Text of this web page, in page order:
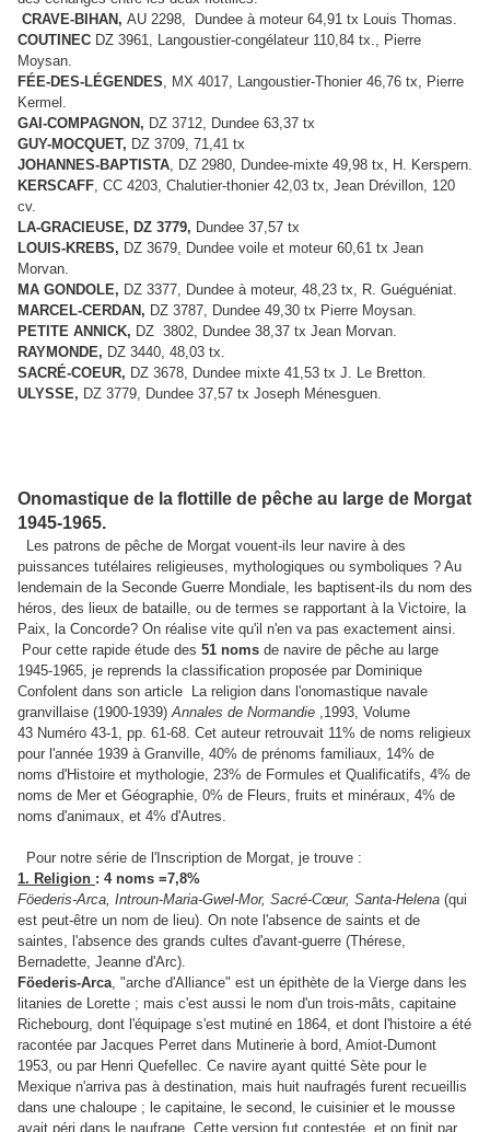
CRAVE-BIHAN, AU 2298, Dundee à moteur 64,91 tx Louis Thomas.
COUTINEC DZ 3961, Langoustier-congélateur 110,84 tx., Pierre
Moysan.
FÉE-DES-LÉGENDES, MX 4017, Langoustier-Thonier 46,76 tx, Pierre
Kermel.
GAI-COMPAGNON, DZ 3712, Dundee 63,37 tx
GUY-MOCQUET, DZ 3709, 71,41 tx
JOHANNES-BAPTISTA, DZ 2980, Dundee-mixte 49,98 tx, H. Kerspern.
KERSCAFF, CC 4203, Chalutier-thonier 42,03 tx, Jean Drévillon, 120
cv.
LA-GRACIEUSE, DZ 3779, Dundee 37,57 tx
LOUIS-KREBS, DZ 3679, Dundee voile et moteur 60,61 tx Jean
Morvan.
MA GONDOLE, DZ 3377, Dundee à moteur, 48,23 tx, R. Guéguéniat.
MARCEL-CERDAN, DZ 3787, Dundee 49,30 tx Pierre Moysan.
PETITE ANNICK, DZ 3802, Dundee 38,37 tx Jean Morvan.
RAYMONDE, DZ 3440, 48,03 tx.
SACRÉ-COEUR, DZ 3678, Dundee mixte 41,53 tx J. Le Bretton.
ULYSSE, DZ 3779, Dundee 37,57 tx Joseph Ménesguen.
Onomastique de la flottille de pêche au large de Morgat
1945-1965.
Les patrons de pêche de Morgat vouent-ils leur navire à des
puissances tutélaires religieuses, mythologiques ou symboliques ? Au
lendemain de la Seconde Guerre Mondiale, les baptisent-ils du nom des
héros, des lieux de bataille, ou de termes se rapportant à la Victoire, la
Paix, la Concorde? On réalise vite qu'il n'en va pas exactement ainsi.
Pour cette rapide étude des 51 noms de navire de pêche au large
1945-1965, je reprends la classification proposée par Dominique
Confolent dans son article La religion dans l'onomastique navale
granvillaise (1900-1939)Annales de Normandie ,1993, Volume
43 Numéro 43-1, pp. 61-68. Cet auteur retrouvait 11% de noms religieux
pour l'année 1939 à Granville, 40% de prénoms familiaux, 14% de
noms d'Histoire et mythologie, 23% de Formules et Qualificatifs, 4% de
noms de Mer et Géographie, 0% de Fleurs, fruits et minéraux, 4% de
noms d'animaux, et 4% d'Autres.
Pour notre série de l'Inscription de Morgat, je trouve :
1. Religion : 4 noms =7,8%
Föederis-Arca, Introun-Maria-Gwel-Mor, Sacré-Cœur, Santa-Helena (qui
est peut-être un nom de lieu). On note l'absence de saints et de
saintes, l'absence des grands cultes d'avant-guerre (Thérese,
Bernadette, Jeanne d'Arc).
Föederis-Arca, "arche d'Alliance" est un épithète de la Vierge dans les
litanies de Lorette ; mais c'est aussi le nom d'un trois-mâts, capitaine
Richebourg, dont l'équipage s'est mutiné en 1864, et dont l'histoire a été
racontée par Jacques Perret dans Mutinerie à bord, Amiot-Dumont
1953, ou par Henri Quefellec. Ce navire ayant quitté Sète pour le
Mexique n'arriva pas à destination, mais huit naufragés furent recueillis
dans une chaloupe ; le capitaine, le second, le cuisinier et le mousse
avait péri dans le naufrage. Cette version fut contestée, et on finit par